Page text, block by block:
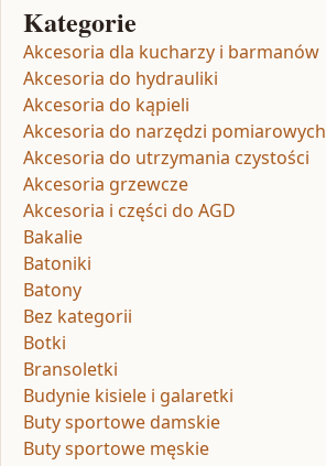
Kategorie
Akcesoria dla kucharzy i barmanów
Akcesoria do hydrauliki
Akcesoria do kąpieli
Akcesoria do narzędzi pomiarowych
Akcesoria do utrzymania czystości
Akcesoria grzewcze
Akcesoria i części do AGD
Bakalie
Batoniki
Batony
Bez kategorii
Botki
Bransoletki
Budynie kisiele i galaretki
Buty sportowe damskie
Buty sportowe męskie